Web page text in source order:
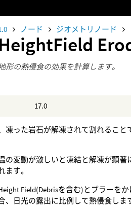
ノード ジオメトリノード
HeightField
形の熱侵食の効果を計算します。
17.0
凍った岩石が解凍されて割れるこ
の変動が激しいと凍結と解凍が顕
ます。
Field(Debrisを含む)とブラーを
、日光の露出に比例して熱侵食しま